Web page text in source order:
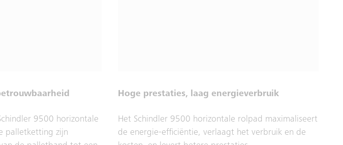
9500 horizontale
palletketting zijn
Hoge prestaties, laag energieverbruik
Het Schindler 9500 horizontale rolpad maximaliseert
de energie-efficiëntie, verlaagt het verbruik en de